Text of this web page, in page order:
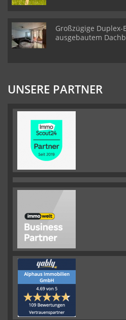
Großzügige
ausgebautem
UNSERE PARTNER